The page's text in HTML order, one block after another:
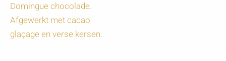
Domingue chocolade.
Afgewerkt met cacao
glaçage en verse kersen.